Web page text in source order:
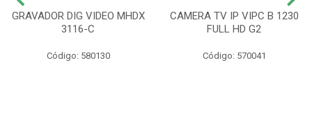
GRAVADOR DIG VIDEO MHDX
3116-C
Código: 580130
CAMERA TV IP VIPC B 1230
FULL HD G2
Código: 570041